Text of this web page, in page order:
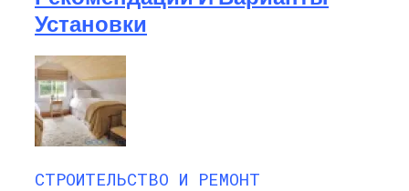
Установки
СТРОИТЕЛЬСТВО И РЕМОНТ